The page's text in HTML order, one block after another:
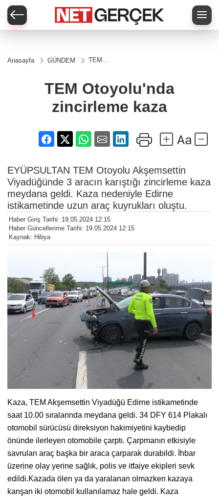
Anasayfa GÜNDEM
TEM
kaza
TEM Otoyolu'nda
zincirleme kaza
EYÜPSULTAN TEM Otoyolu Akşemsettin
Viyadüğünde 3 aracın karıştığı zincirleme kaza
meydana geldi. Kaza nedeniyle Edirne
istikametinde uzun araç kuyrukları oluştu.
Haber Giriş Tarihi: 19.05.2024 12:15
Haber Güncellenme Tarihi: 19.05.2024 12:15
Kaynak: Hibya
Kaza, TEM Akşemsettin Viyadüğü Edirne istikametinde
saat 10.00 sıralarında meydana geldi. 34 DFY 614 Plakalı
otomobil sürücüsü direksiyon hakimiyetini kaybedip
önünde ilerleyen otomobile çarptı. Çarpmanın etkisiyle
savrulan araç başka bir araca çarparak durabildi. İhbar
üzerine olay yerine sağlık, polis ve itfaiye ekipleri sevk
edildi.Kazada ölen ya da yaralanan olmazken kazaya
karışan iki otomobil kullanılamaz hale geldi. Kaza